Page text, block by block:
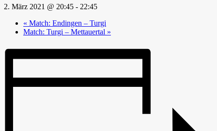
2. März 2021 @ 20:45 - 22:45
« Match: Endingen – Turgi
Match: Turgi – Mettauertal »